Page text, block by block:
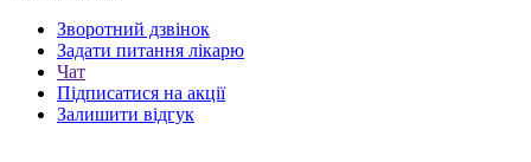
Зворотний дзвінок
Задати питання лікарю
Чат
Підписатися на акції
Залишити відгук